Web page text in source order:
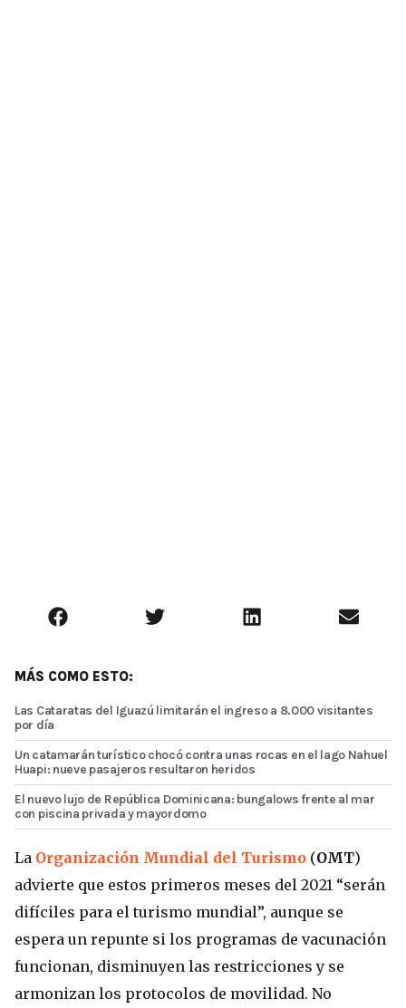
MÁS COMO ESTO:
Las Cataratas del Iguazú limitarán el ingreso a 8.000 visitantes
por día
Un catamarán turístico chocó contra unas rocas en el lago Nahuel
Huapi: nueve pasajeros resultaron heridos
El nuevo lujo de República Dominicana: bungalows frente al mar
con piscina privada y mayordomo
La Organización Mundial del Turismo (OMT)
advierte que estos primeros meses del 2021 “serán
difíciles para el turismo mundial”, aunque se
espera un repunte si los programas de vacunación
funcionan, disminuyen las restricciones y se
armonizan los protocolos de movilidad. No